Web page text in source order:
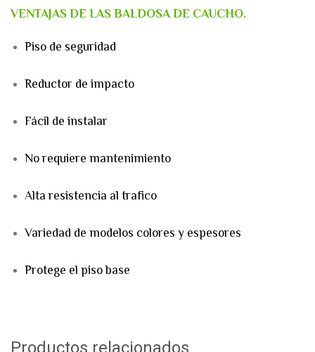
VENTAJAS DE LAS BALDOSA DE CAUCHO.
Piso de seguridad
Reductor de impacto
Fácil de instalar
No requiere mantenimiento
Alta resistencia al trafico
Variedad de modelos colores y espesores
Protege el piso base
Productos relacionados